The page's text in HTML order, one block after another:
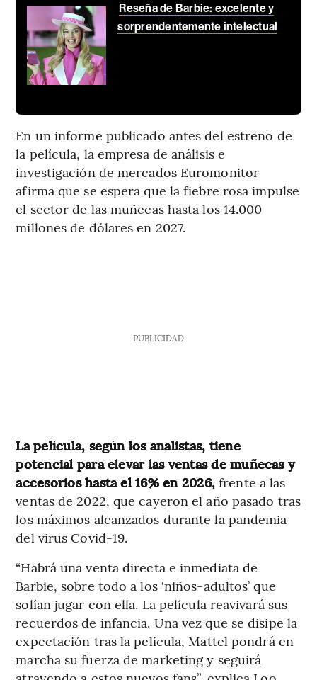
Reseña de Barbie: excelente y
sorprendentemente intelectual
En un informe publicado antes del estreno de
la película, la empresa de análisis e
investigación de mercados Euromonitor
afirma que se espera que la fiebre rosa impulse
el sector de las muñecas hasta los 14.000
millones de dólares en 2027.
PUBLICIDAD
La película, según los analistas, tiene
potencial para elevar las ventas de muñecas y
accesorios hasta el 16% en 2026, frente a las
ventas de 2022, que cayeron el año pasado tras
los máximos alcanzados durante la pandemia
del virus Covid-19.
“Habrá una venta directa e inmediata de
Barbie, sobre todo a los ‘niños-adultos’ que
solían jugar con ella. La película reavivará sus
recuerdos de infancia. Una vez que se disipe la
expectación tras la película, Mattel pondrá en
marcha su fuerza de marketing y seguirá